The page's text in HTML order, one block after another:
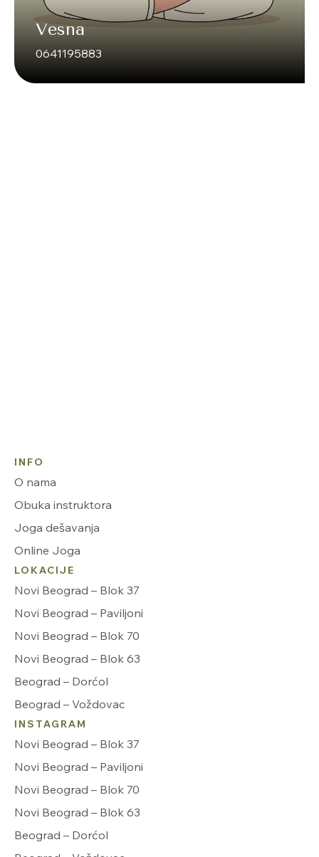
Vesna
0641195883
INFO
O nama
Obuka instruktora
Joga dešavanja
Online Joga
LOKACIJE
Novi Beograd – Blok 37
Novi Beograd – Paviljoni
Novi Beograd – Blok 70
Novi Beograd – Blok 63
Beograd – Dorćol
Beograd – Voždovac
INSTAGRAM
Novi Beograd – Blok 37
Novi Beograd – Paviljoni
Novi Beograd – Blok 70
Novi Beograd – Blok 63
Beograd – Dorćol